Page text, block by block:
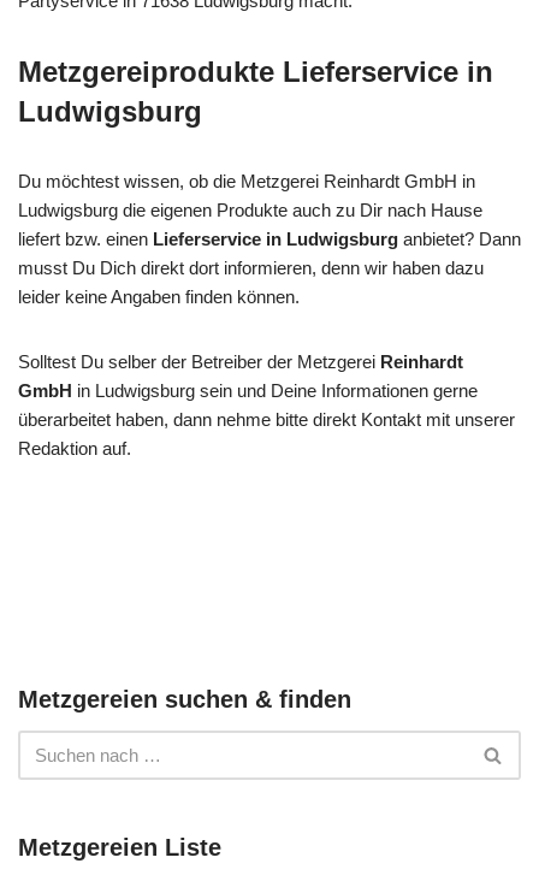
Metzgereiprodukte Lieferservice in
Ludwigsburg
Du möchtest wissen, ob die Metzgerei Reinhardt GmbH in
Ludwigsburg die eigenen Produkte auch zu Dir nach Hause
liefert bzw. einen Lieferservice in Ludwigsburg anbietet? Dann
musst Du Dich direkt dort informieren, denn wir haben dazu
leider keine Angaben finden können.
Solltest Du selber der Betreiber der Metzgerei Reinhardt
GmbH in Ludwigsburg sein und Deine Informationen gerne
überarbeitet haben, dann nehme bitte direkt Kontakt mit unserer
Redaktion auf.
Metzgereien suchen & finden
Metzgereien Liste